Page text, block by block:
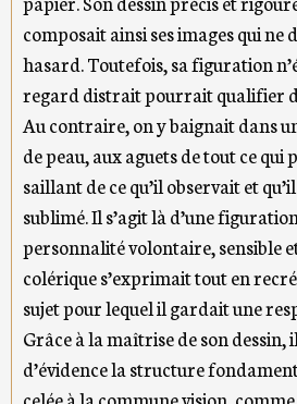
composait ainsi ses images qui ne
hasard. Toutefois, sa figuration
regard distrait pourrait qualifier
Au contraire, on y baignait dans
de peau, aux aguets de tout ce
saillant de ce qu’il observait et
sublimé. Il s’agit là d’une
personnalité volontaire, sensible
colérique s’exprimait tout en
sujet pour lequel il gardait une
Grâce à la maîtrise de son
d’évidence la structure